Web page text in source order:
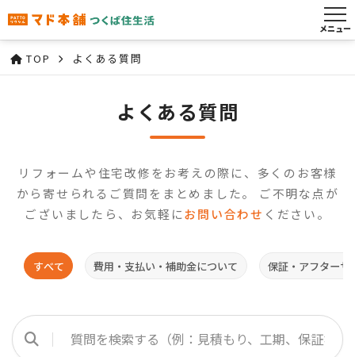
メニュー
TOP よくある質問
よくある質問
リフォームや住宅改修をお考えの際に、多くのお客様
から寄せられるご質問をまとめました。 ご不明な点が
ございましたら、お気軽にお問い合わせ ください。
すべて 費用・支払い・補助金について 保証・アフターサ
検索キーワードを入力